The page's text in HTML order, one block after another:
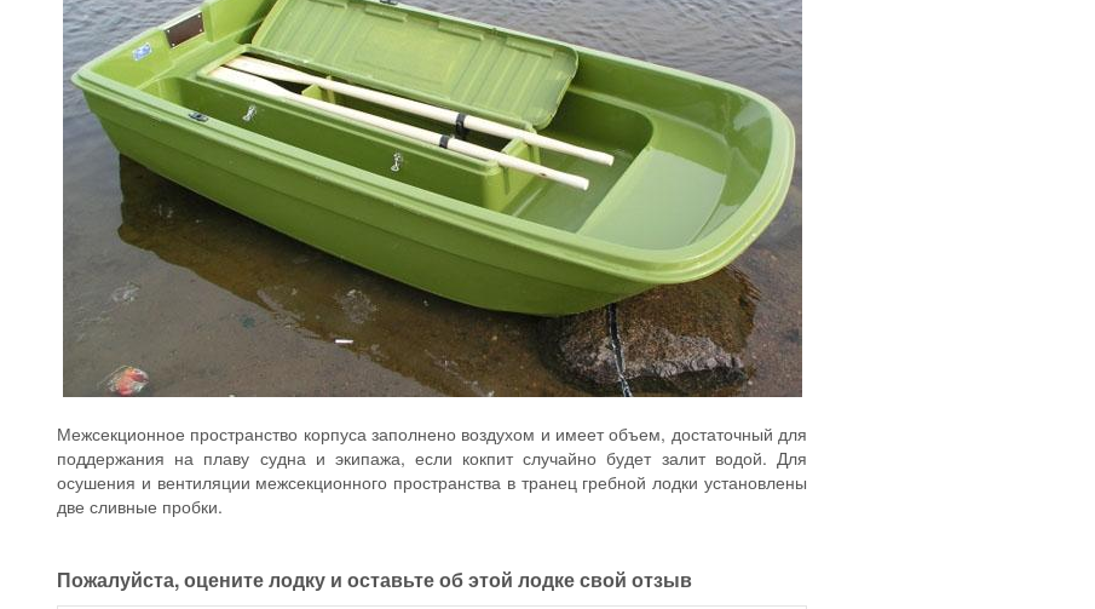
Межсекционное пространство корпуса заполнено воздухом и имеет объем, достаточный для
поддержания на плаву судна и экипажа, если кокпит случайно будет залит водой. Для
осушения и вентиляции межсекционного пространства в транец гребной лодки установлены
две сливные пробки.
Пожалуйста, оцените лодку и оставьте об этой лодке свой отзыв